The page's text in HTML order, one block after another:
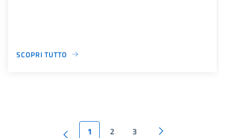
SCOPRI TUTTO
1 2 3